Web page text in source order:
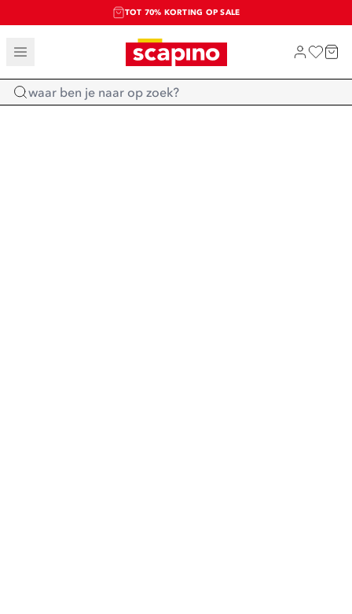
TOT 70% KORTING OP SALE
SALE: LAATSTE KANS!
SHOP NIEUW
Home